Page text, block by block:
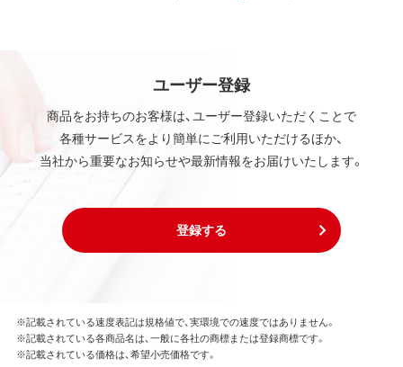
ユーザー登録
商品をお持ちのお客様は、ユーザー登録いただくことで
各種サービスをより簡単にご利用いただけるほか、
当社から重要なお知らせや最新情報をお届けいたします。
登録する
※記載されている速度表記は規格値で、実環境での速度ではありません。
※記載されている各商品名は、一般に各社の商標または登録商標です。
※記載されている価格は、希望小売価格です。